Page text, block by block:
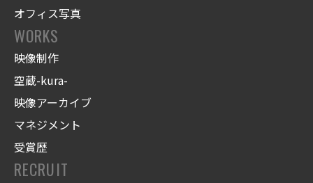
オフィス写真
WORKS
映像制作
空蔵-kura-
映像アーカイブ
マネジメント
受賞歴
RECRUIT